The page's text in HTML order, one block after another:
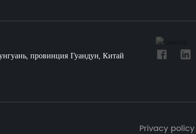
провинция Гуандун, Китай
Privacy